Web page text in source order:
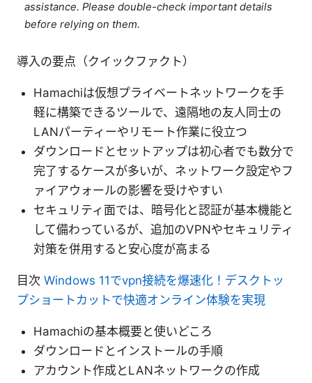
assistance. Please double-check important details
before relying on them.
導入の要点（クイックファクト）
Hamachiは仮想プライベートネットワークを手
軽に構築できるツールで、遠隔地の友人同士の
LANパーティーやリモート作業に役立つ
ダウンロードとセットアップは初心者でも数分で
完了するケースが多いが、ネットワーク設定やフ
ァイアウォールの影響を受けやすい
セキュリティ面では、暗号化と認証が基本機能と
して備わっているが、追加のVPNやセキュリティ
対策を併用すると安心度が高まる
目次 Windows 11でvpn接続を爆速化！デスクトッ
プショートカットで快適オンライン体験を実現
Hamachiの基本概要と使いどころ
ダウンロードとインストールの手順
アカウント作成とLANネットワークの作成